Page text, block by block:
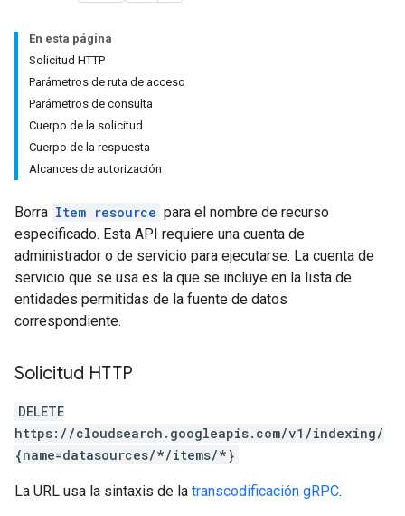
En esta página
Solicitud HTTP
Parámetros de ruta de acceso
Parámetros de consulta
Cuerpo de la solicitud
Cuerpo de la respuesta
Alcances de autorización
Borra Item resource para el nombre de recurso
especificado. Esta API requiere una cuenta de
administrador o de servicio para ejecutarse. La cuenta de
servicio que se usa es la que se incluye en la lista de
entidades permitidas de la fuente de datos
correspondiente.
Solicitud HTTP
DELETE
https://cloudsearch.googleapis.com/v1/indexing/
{name=datasources/*/items/*}
La URL usa la sintaxis de la transcodificación gRPC.